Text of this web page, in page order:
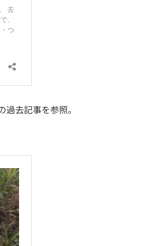
去記事を参照。